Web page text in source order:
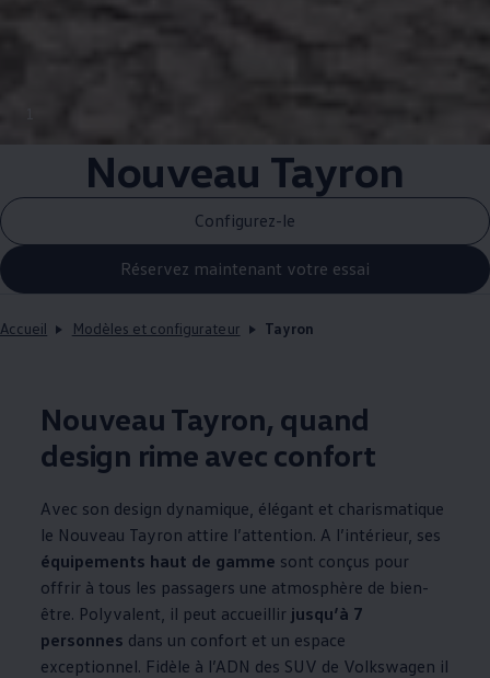
Nouveau Tayron
Configurez-le
Réservez maintenant votre essai
Accueil Modèles et configurateur Tayron
Nouveau Tayron, quand
design rime avec confort
Avec son design dynamique, élégant et charismatique
le Nouveau Tayron attire l’attention. A l’intérieur, ses
équipements haut de gamme sont conçus pour
offrir à tous les passagers une atmosphère de bien-
être. Polyvalent, il peut accueillir jusqu’à 7
personnes dans un confort et un espace
exceptionnel. Fidèle à l’ADN des SUV de Volkswagen il